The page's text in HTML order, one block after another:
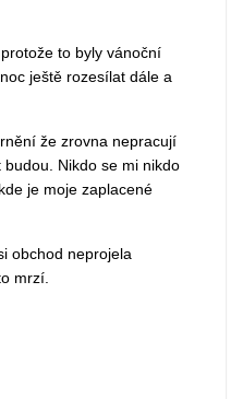
to byly vánoční
ještě rozesílat dále a
že zrovna nepracují
Nikdo se mi nikdo
je moje zaplacené
obchod neprojela
mrzí.